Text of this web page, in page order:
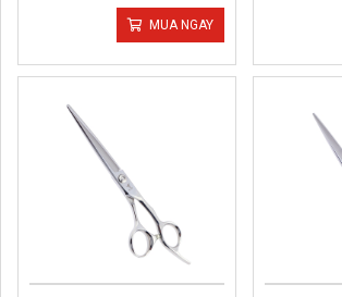
MUA NGAY